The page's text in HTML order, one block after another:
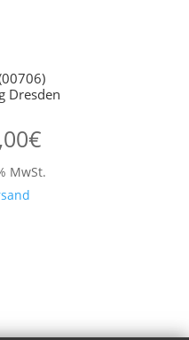
Dresden
€
MwSt.